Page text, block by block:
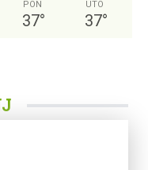
PON
37°
UTO
37°